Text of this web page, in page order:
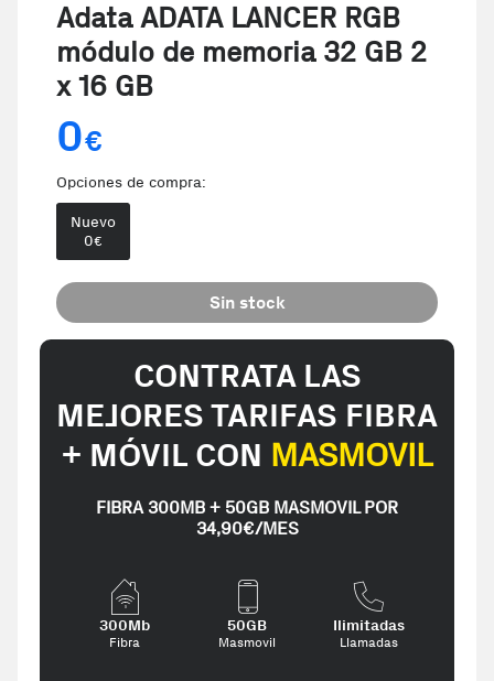
Adata ADATA LANCER RGB
módulo de memoria 32 GB 2
x 16 GB
0€
Opciones de compra:
Nuevo
0€
Sin stock
CONTRATA LAS
MEJORES TARIFAS FIBRA
+ MÓVIL CON MASMOVIL
FIBRA 300MB + 50GB MASMOVIL POR
34,90€/MES
300Mb
Fibra
50GB
Masmovil
Ilimitadas
Llamadas